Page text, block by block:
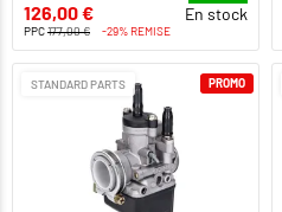
126,00 € En stock
PPC177,00 € -29% REMISE
STANDARD PARTS PROMO